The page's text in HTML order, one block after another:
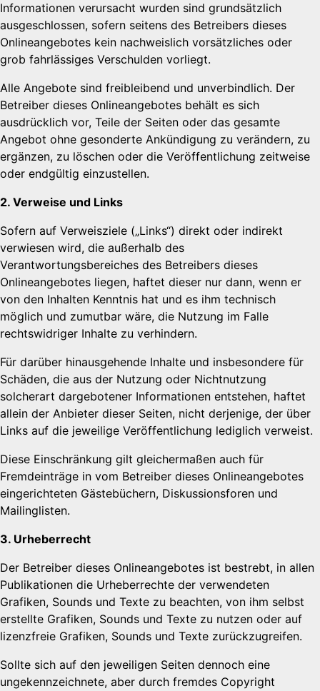
Informationen verursacht wurden sind grundsätzlich
ausgeschlossen, sofern seitens des Betreibers dieses
Onlineangebotes kein nachweislich vorsätzliches oder
grob fahrlässiges Verschulden vorliegt.
Alle Angebote sind freibleibend und unverbindlich. Der
Betreiber dieses Onlineangebotes behält es sich
ausdrücklich vor, Teile der Seiten oder das gesamte
Angebot ohne gesonderte Ankündigung zu verändern, zu
ergänzen, zu löschen oder die Veröffentlichung zeitweise
oder endgültig einzustellen.
2. Verweise und Links
Sofern auf Verweisziele („Links“) direkt oder indirekt
verwiesen wird, die außerhalb des
Verantwortungsbereiches des Betreibers dieses
Onlineangebotes liegen, haftet dieser nur dann, wenn er
von den Inhalten Kenntnis hat und es ihm technisch
möglich und zumutbar wäre, die Nutzung im Falle
rechtswidriger Inhalte zu verhindern.
Für darüber hinausgehende Inhalte und insbesondere für
Schäden, die aus der Nutzung oder Nichtnutzung
solcherart dargebotener Informationen entstehen, haftet
allein der Anbieter dieser Seiten, nicht derjenige, der über
Links auf die jeweilige Veröffentlichung lediglich verweist.
Diese Einschränkung gilt gleichermaßen auch für
Fremdeinträge in vom Betreiber dieses Onlineangebotes
eingerichteten Gästebüchern, Diskussionsforen und
Mailinglisten.
3. Urheberrecht
Der Betreiber dieses Onlineangebotes ist bestrebt, in allen
Publikationen die Urheberrechte der verwendeten
Grafiken, Sounds und Texte zu beachten, von ihm selbst
erstellte Grafiken, Sounds und Texte zu nutzen oder auf
lizenzfreie Grafiken, Sounds und Texte zurückzugreifen.
Sollte sich auf den jeweiligen Seiten dennoch eine
ungekennzeichnete, aber durch fremdes Copyright